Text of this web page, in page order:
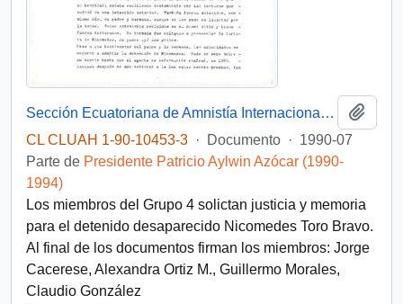
Sección Ecuatoriana de Amnistía Internacional al Presidente de la República solicitan justicia y memorial en relación a los detenidos desaparecidos]
CL CLUAH 1-90-10453-3 · Documento · 1990-07
Parte de Presidente Patricio Aylwin Azócar (1990-
1994)
Los miembros del Grupo 4 solictan justicia y memoria
para el detenido desaparecido Nicomedes Toro Bravo.
Al final de los documentos firman los miembros: Jorge
Cacerese, Alexandra Ortiz M., Guillermo Morales,
Claudio González